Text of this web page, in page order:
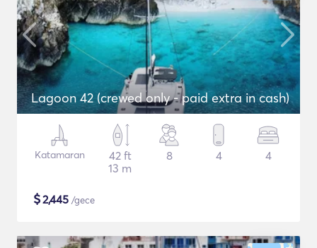
Lagoon 42 (crewed only - paid extra in cash)
Katamaran
42 ft
13 m
8 4 4
$2,445 /gece